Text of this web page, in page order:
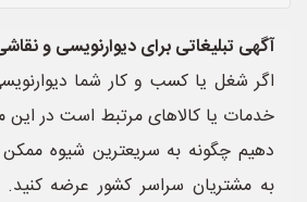
آگهی تبلیغاتی برای دیوارنویسی و
اگر شغل یا کسب و کار شما
خدمات یا کالاهای مرتبط است در
دهیم چگونه به سریعترین شیوه
به مشتریان سراسر کشور عرضه